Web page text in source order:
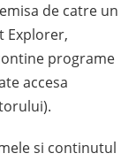
de catre un
Explorer,
programe
accesa
si continutul